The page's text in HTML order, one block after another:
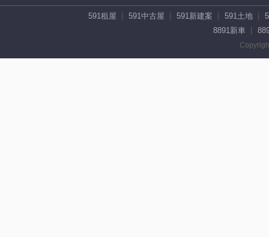
591租屋 591中古屋 591新建案 591土地
8891新車